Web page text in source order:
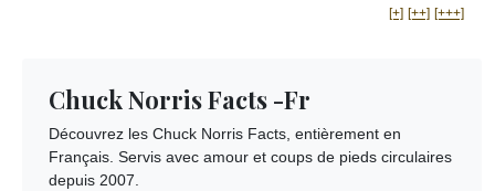
[+] [++] [+++]
Chuck Norris Facts -Fr
Découvrez les Chuck Norris Facts, entièrement en
Français. Servis avec amour et coups de pieds circulaires
depuis 2007.